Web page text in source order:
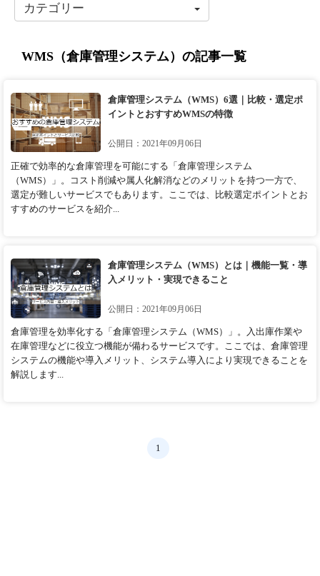
カテゴリー
WMS（倉庫管理システム）の記事一覧
倉庫管理システム（WMS）6選｜比較・選定ポ
イントとおすすめWMSの特徴
公開日：2021年09月06日
正確で効率的な倉庫管理を可能にする「倉庫管理システム
（WMS）」。コスト削減や属人化解消などのメリットを持つ一方で、
選定が難しいサービスでもあります。ここでは、比較選定ポイントとお
すすめのサービスを紹介...
倉庫管理システム（WMS）とは｜機能一覧・導
入メリット・実現できること
公開日：2021年09月06日
倉庫管理を効率化する「倉庫管理システム（WMS）」。入出庫作業や
在庫管理などに役立つ機能が備わるサービスです。ここでは、倉庫管理
システムの機能や導入メリット、システム導入により実現できることを
解説します...
1